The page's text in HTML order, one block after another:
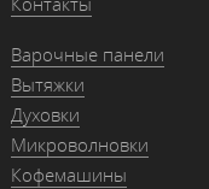
Варочные панели
Вытяжки
Духовки
Микроволновки
Кофемашины